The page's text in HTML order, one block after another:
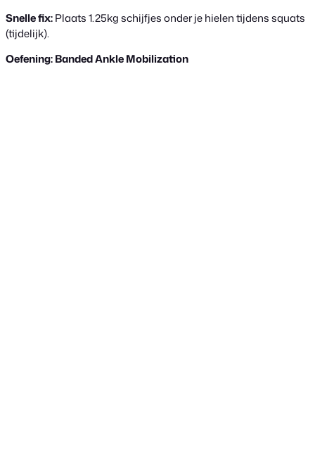
Snelle fix:Plaats 1.25kg schijfjes onder je hielen tijdens squats
(tijdelijk).
Oefening: Banded Ankle Mobilization